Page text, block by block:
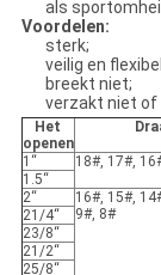
als
Voordelen:
sterk;
veilig en
breekt niet;
verzakt niet of
Het
openen
1“
18#, 17#,
1.5“
2“
16#, 15#,
9#, 8#
21/4“
23/8“
21/2“
25/8“